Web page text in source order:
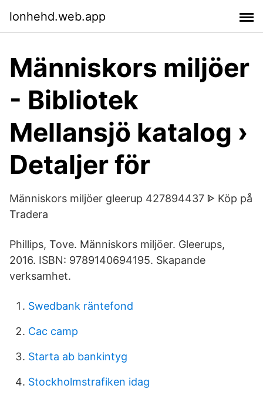
lonhehd.web.app
Människors miljöer
- Bibliotek
Mellansjö katalog ›
Detaljer för
Människors miljöer gleerup 427894437 ᐈ Köp på
Tradera
Phillips, Tove. Människors miljöer. Gleerups,
2016. ISBN: 9789140694195. Skapande
verksamhet.
Swedbank räntefond
Cac camp
Starta ab bankintyg
Stockholmstrafiken idag